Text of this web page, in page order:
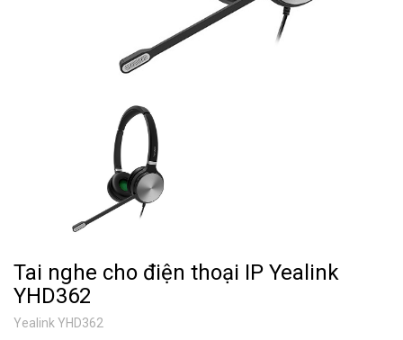
Tai nghe cho điện thoại IP Yealink
YHD362
Yealink YHD362